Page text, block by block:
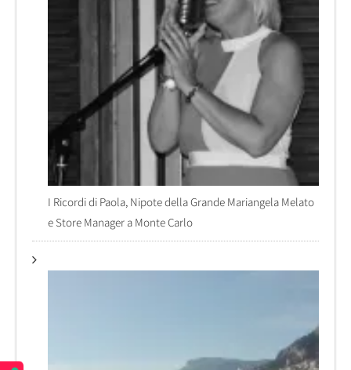
I Ricordi di Paola, Nipote della Grande Mariangela Melato
e Store Manager a Monte Carlo